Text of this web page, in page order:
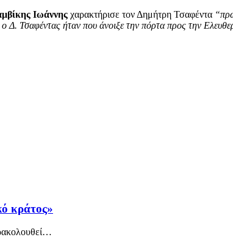
Ιωάννης χαρακτήρισε τον Δημήτρη Τσαφέντα
Τσαφέντας ήταν που άνοιξε την πόρτα προς την
κράτος»